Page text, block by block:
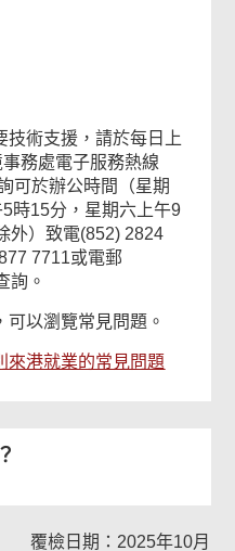
技術支援，請於每日上
務處電子服務熱線
可於辦公時間（星期
時15分，星期六上午9
外）致電(852) 2824
7711或電郵
詢。
以瀏覽常見問題。
來港就業的常見問題
覆檢日期：2025年10月